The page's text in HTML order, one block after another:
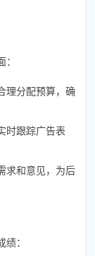
理分配预算，确
时跟踪广告表
求和意见，为后
：